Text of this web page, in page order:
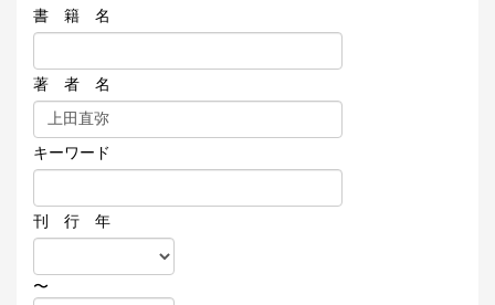
材料の知的設計
書 籍 名
著 者 名
キーワード
刊 行 年
〜